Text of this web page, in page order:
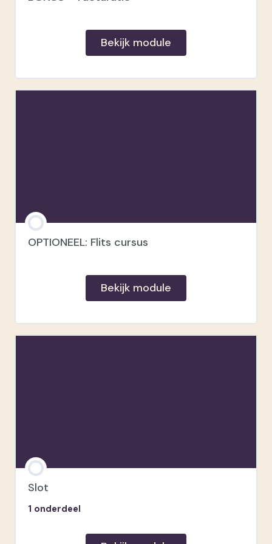
Aan de slag
Bekijk module
OPTIONEEL: Flits cursus
Bekijk module
Slot
1 onderdeel